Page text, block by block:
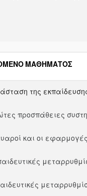
ΜΑΘΗΜΑΤΟΣ
της εκπαίδευσης
προσπάθειες
και οι εφαρμογές